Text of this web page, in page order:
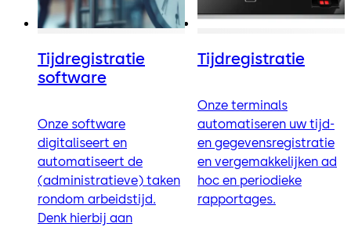
Tijdregistratie
software
Onze software
digitaliseert en
automatiseert de
(administratieve) taken
rondom arbeidstijd.
Denk hierbij aan
Tijdregistratie
Onze terminals
automatiseren uw tijd-
en gegevensregistratie
en vergemakkelijken ad
hoc en periodieke
rapportages.